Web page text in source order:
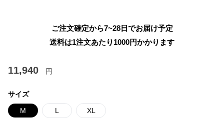
ご注文確定から7~28日でお届け予定
送料は1注文あたり 1000円かかります
11,940 円
サイズ
M L XL